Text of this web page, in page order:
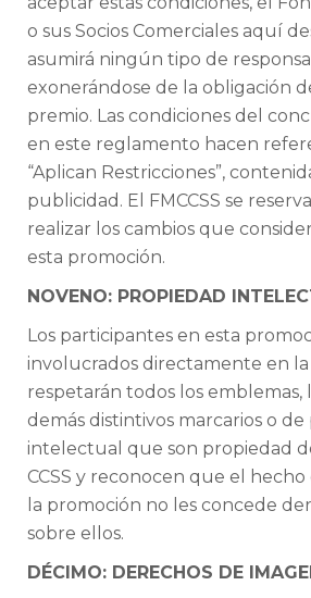
o sus Socios Comerciales aquí
asumirá ningún tipo de
exonerándose de la obligación
premio. Las condiciones del
en este reglamento hacen
“Aplican Restricciones”,
publicidad. El FMCCSS se
realizar los cambios que
esta promoción.
NOVENO: PROPIEDAD
Los participantes en esta
involucrados directamente en la
respetarán todos los emblemas,
demás distintivos marcarios o
intelectual que son propiedad
CCSS y reconocen que el
la promoción no les concede
sobre ellos.
DÉCIMO: DERECHOS DE